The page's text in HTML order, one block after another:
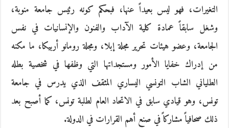
التغيرات، فهو ليس بعيداً عنها، فبحكم كونه رئيس جامعة منوبة،
وشغل سابقاً عمادة كلية الآداب والفنون والإنسانيات في نفس
الجامعة، وعضو هيئات تحرير مجلة إبلا، ومجلة رومانو أربيكا، ما مكنه
من إدراك خفايا الأمور ومستجداتها التي وظفها في شخصية بطله
الطلياني الشاب التونسي اليساري المثقف الذي يدرس في جامعة
تونس، وهو قيادي سابق في الاتحاد العام لطلبة تونس، كما أصبح بعد
ذلك صحافياً مشاركاً في صنع أهم القرارات في الدولة.